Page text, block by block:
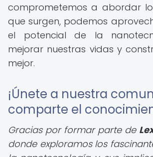
comprometemos a abordar
que surgen, podemos
el potencial de la
mejorar nuestras vidas y
mejor.
¡Únete a nuestra
comparte el
Gracias por formar parte de
donde exploramos los